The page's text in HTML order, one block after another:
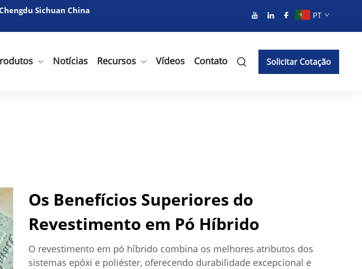
Sichuan China
PT
Notícias Recursos Vídeos Contato Solicitar Cotação
Os Benefícios Superiores do
Revestimento em Pó Híbrido
O revestimento em pó híbrido combina os melhores atributos dos
sistemas epóxi e poliéster, oferecendo durabilidade excepcional e